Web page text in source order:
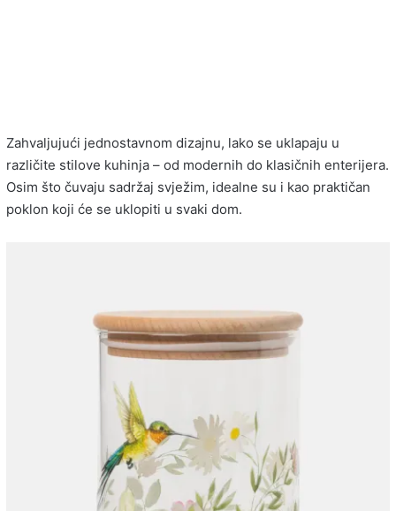
Zahvaljujući jednostavnom dizajnu, lako se uklapaju u
različite stilove kuhinja – od modernih do klasičnih enterijera.
Osim što čuvaju sadržaj svježim, idealne su i kao praktičan
poklon koji će se uklopiti u svaki dom.